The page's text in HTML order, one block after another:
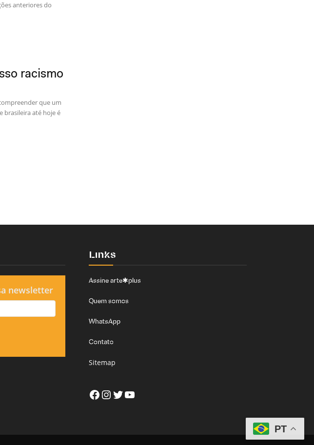
anteriores do
racismo
que um
brasileira até hoje é
newsletter
Links
Assine arte✱plus
Quem somos
WhatsApp
Contato
Sitemap
Facebook
Instagram
Twitter
Youtube
PT